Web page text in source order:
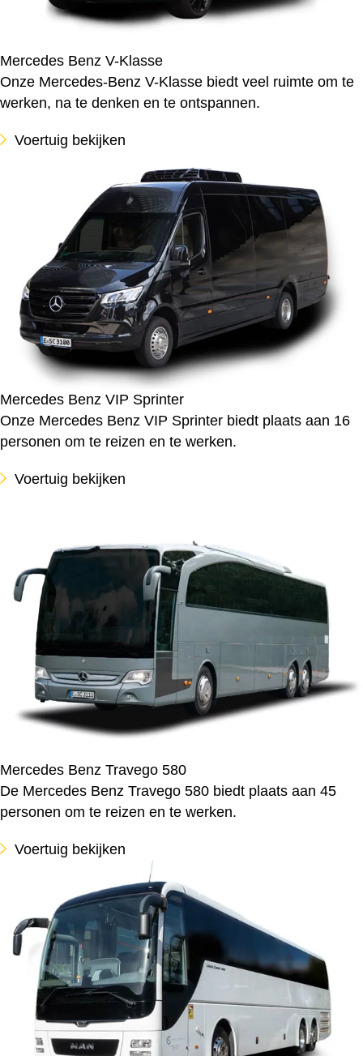
Mercedes Benz V-Klasse
Onze Mercedes-Benz V-Klasse biedt veel ruimte om te
werken, na te denken en te ontspannen.
Voertuig bekijken
Mercedes Benz VIP Sprinter
Onze Mercedes Benz VIP Sprinter biedt plaats aan 16
personen om te reizen en te werken.
Voertuig bekijken
Mercedes Benz Travego 580
De Mercedes Benz Travego 580 biedt plaats aan 45
personen om te reizen en te werken.
Voertuig bekijken